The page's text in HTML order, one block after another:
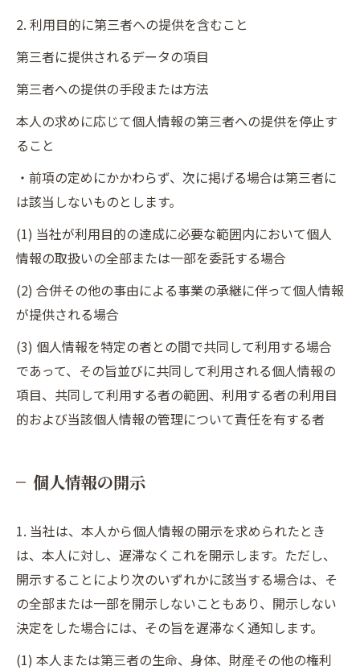
2. 利用目的に第三者への提供を含むこと
第三者に提供されるデータの項目
第三者への提供の手段または方法
本人の求めに応じて個人情報の第三者への提供を停止す
ること
・前項の定めにかかわらず、次に掲げる場合は第三者に
は該当しないものとします。
(1) 当社が利用目的の達成に必要な範囲内において個人
情報の取扱いの全部または一部を委託する場合
(2) 合併その他の事由による事業の承継に伴って個人情報
が提供される場合
(3) 個人情報を特定の者との間で共同して利用する場合
であって、その旨並びに共同して利用される個人情報の
項目、共同して利用する者の範囲、利用する者の利用目
的および当該個人情報の管理について責任を有する者
個人情報の開示
1. 当社は、本人から個人情報の開示を求められたとき
は、本人に対し、遅滞なくこれを開示します。ただし、
開示することにより次のいずれかに該当する場合は、そ
の全部または一部を開示しないこともあり、開示しない
決定をした場合には、その旨を遅滞なく通知します。
(1) 本人または第三者の生命、身体、財産その他の権利